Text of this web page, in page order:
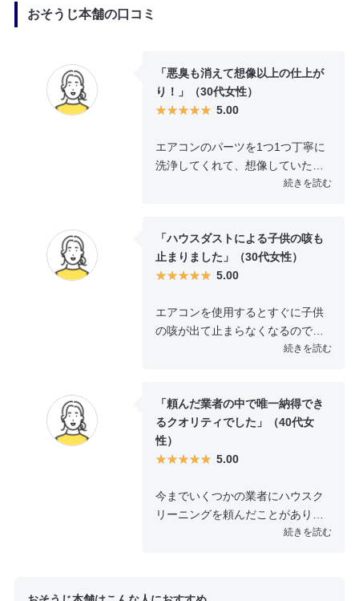
おそうじ本舗の口コミ
「悪臭も消えて想像以上の仕上が
り！」（30代女性）
5.00
エアコンのパーツを1つ1つ丁寧に
洗浄してくれて、想像していた以
上にキレイになりました。電源を
ょっと高いですが、こんなに気持
ちが良くなるならもっと早く依頼
するべきでした。
続きを読む
「ハウスダストによる子供の咳も
止まりました」（30代女性）
5.00
エアコンを使用するとすぐに子供
の咳が出て止まらなくなるので、
おそうじ本舗に依頼しました。エ
してもらいながらやっていただけ
ました。中の方まできれいにして
いただいけことで、エアコンを使
用する際の不安がなくなり作業し
万程度だったかと思います。健康
のことを考えたらやる価値はあっ
続きを読む
「頼んだ業者の中で唯一納得でき
るクオリティでした」（40代女
性）
5.00
今までいくつかの業者にハウスク
リーニングを頼んだことがありま
すが、足跡を残されたり壁に指紋
続きを読む